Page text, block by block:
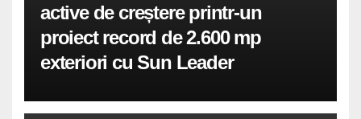
active de creștere printr-un
proiect record de 2.600 mp
exteriori cu Sun Leader